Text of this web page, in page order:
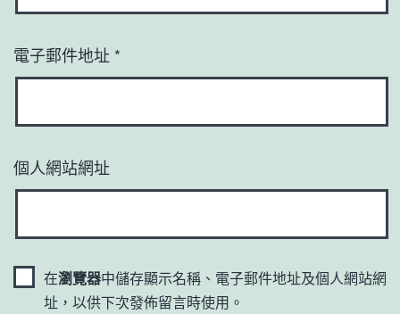
電子郵件地址 *
個人網站網址
在瀏覽器中儲存顯示名稱、電子郵件地址及個人網站網
址，以供下次發佈留言時使用。